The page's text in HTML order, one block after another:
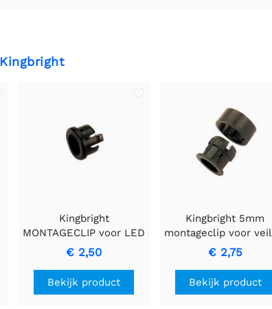
Kingbright
Kingbright
MONTAGECLIP voor LED
3mm - Naadloze
Installatie en Stabiliteit
€ 2,50
Bekijk product
Kingbright 5mm
montageclip voor
LED-bevestiging
€ 2,75
Bekijk product